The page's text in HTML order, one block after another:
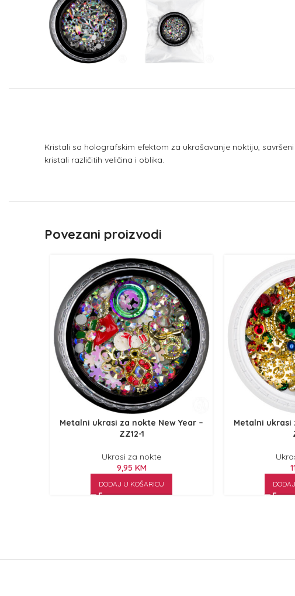
Kristali sa holografskim efektom za ukrašavanje noktiju,
kristali različitih veličina i oblika.
Povezani proizvodi
Metalni ukrasi za nokte New Year –
ZZ12-1
Ukrasi za nokte
9,95 KM
DODAJ U KOŠARICU
Metalni ukrasi